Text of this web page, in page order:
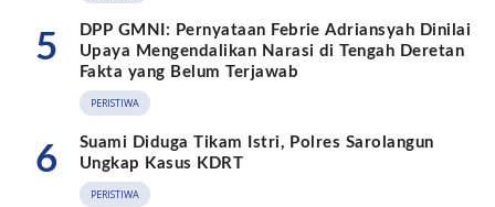
5
DPP GMNI: Pernyataan Febrie Adriansyah Dinilai
Upaya Mengendalikan Narasi di Tengah Deretan
Fakta yang Belum Terjawab
PERISTIWA
6
Suami Diduga Tikam Istri, Polres Sarolangun
Ungkap Kasus KDRT
PERISTIWA